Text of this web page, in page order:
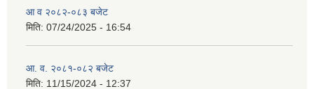
आ व २०८२-०८३ बजेट
मिति: 07/24/2025 - 16:54
आ. व. २०८१-०८२ बजेट
मिति: 11/15/2024 - 12:37